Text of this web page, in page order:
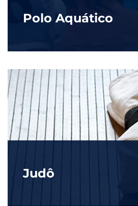
Polo Aquático
Judô